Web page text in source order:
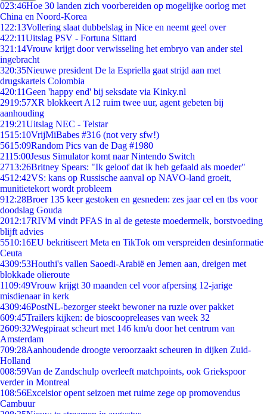
023:46Hoe 30 landen zich voorbereiden op mogelijke oorlog met
China en Noord-Korea
1 22:13Vollering slaat dubbelslag in Nice en neemt geel over
422:11Uitslag PSV - Fortuna Sittard
321:14Vrouw krijgt door verwisseling het embryo van ander stel
ingebracht
320:35Nieuwe president De la Espriella gaat strijd aan met
drugskartels Colombia
420:11Geen 'happy end' bij seksdate via Kinky.nl
2919:57XR blokkeert A12 ruim twee uur, agent gebeten bij
aanhouding
219:21Uitslag NEC - Telstar
1515:10VrijMiBabes #316 (not very sfw!)
5615:09Random Pics van de Dag #1980
2115:00Jesus Simulator komt naar Nintendo Switch
2713:26Britney Spears: "Ik geloof dat ik heb gefaald als moeder"
4512:42VS: kans op Russische aanval op NAVO-land groeit,
munitietekort wordt probleem
912:28Broer 135 keer gestoken en gesneden: zes jaar cel en tbs voor
doodslag Gouda
2012:17RIVM vindt PFAS in al de geteste moedermelk, borstvoeding
blijft advies
5510:16EU bekritiseert Meta en TikTok om verspreiden desinformatie
Ceuta
4309:53Houthi's vallen Saoedi-Arabië en Jemen aan, dreigen met
blokkade olieroute
1109:49Vrouw krijgt 30 maanden cel voor afpersing 12-jarige
misdienaar in kerk
4309:46PostNL-bezorger steekt bewoner na ruzie over pakket
609:45Trailers kijken: de bioscoopreleases van week 32
2609:32Wegpiraat scheurt met 146 km/u door het centrum van
Amsterdam
709:28Aanhoudende droogte veroorzaakt scheuren in dijken Zuid-
Holland
008:59Van de Zandschulp overleeft matchpoints, ook Griekspoor
verder in Montreal
108:56Excelsior opent seizoen met ruime zege op promovendus
Cambuur